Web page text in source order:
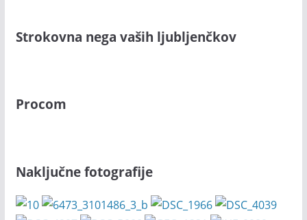
Strokovna nega vaših ljubljenčkov
Procom
Naključne fotografije